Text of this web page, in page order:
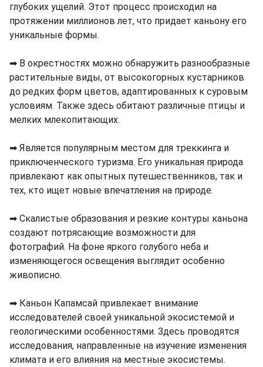
глубоких ущелий. Этот процесс происходил на
протяжении миллионов лет, что придает каньону его
уникальные формы.
➡ В окрестностях можно обнаружить разнообразные
растительные виды, от высокогорных кустарников
до редких форм цветов, адаптированных к суровым
условиям. Также здесь обитают различные птицы и
мелких млекопитающих.
➡ Является популярным местом для треккинга и
приключенческого туризма. Его уникальная природа
привлекают как опытных путешественников, так и
тех, кто ищет новые впечатления на природе.
➡ Скалистые образования и резкие контуры каньона
создают потрясающие возможности для
фотографий. На фоне яркого голубого неба и
изменяющегося освещения выглядит особенно
живописно.
➡ Каньон Капамсай привлекает внимание
исследователей своей уникальной экосистемой и
геологическими особенностями. Здесь проводятся
исследования, направленные на изучение изменения
климата и его влияния на местные экосистемы.